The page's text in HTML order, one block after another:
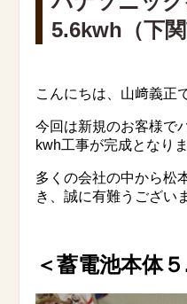
5.6kwh（下関
こんにちは、山﨑義正
今回は新規のお客様で
kwh工事が完成となりま
多くの会社の中から松
き、誠に有難うござい
＜蓄電池本体